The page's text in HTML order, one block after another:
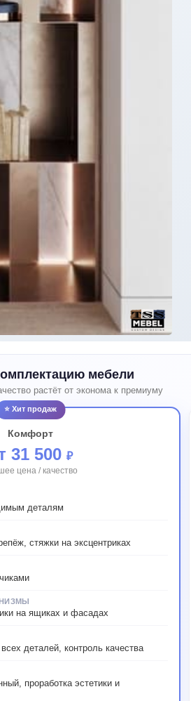
мебели
растёт от эконома к премиуму
⭐ Хит продаж
Комфорт
31 500₽
цена / качество
деталям
стяжки на эксцентриках
на ящиках и фасадах
деталей, контроль качества
проработка эстетики и